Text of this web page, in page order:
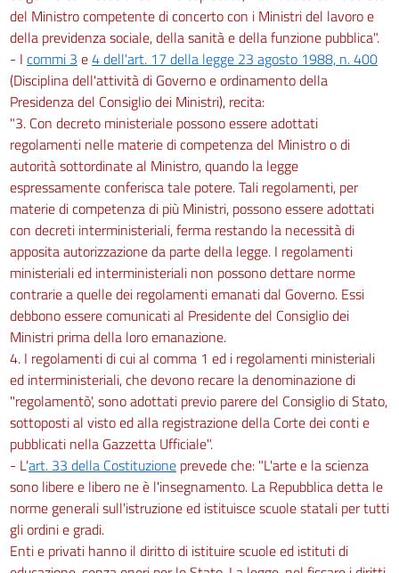
del Ministro competente di concerto con i Ministri del lavoro e
della previdenza sociale, della sanità e della funzione pubblica".
- I commi 3 e4 dell'art. 17 della legge 23 agosto 1988, n. 400
(Disciplina dell'attività di Governo e ordinamento della
Presidenza del Consiglio dei Ministri), recita:
"3. Con decreto ministeriale possono essere adottati
regolamenti nelle materie di competenza del Ministro o di
autorità sottordinate al Ministro, quando la legge
espressamente conferisca tale potere. Tali regolamenti, per
materie di competenza di più Ministri, possono essere adottati
con decreti interministeriali, ferma restando la necessità di
apposita autorizzazione da parte della legge. I regolamenti
ministeriali ed interministeriali non possono dettare norme
contrarie a quelle dei regolamenti emanati dal Governo. Essi
debbono essere comunicati al Presidente del Consiglio dei
Ministri prima della loro emanazione.
4. I regolamenti di cui al comma 1 ed i regolamenti ministeriali
ed interministeriali, che devono recare la denominazione di
''regolamentò', sono adottati previo parere del Consiglio di Stato,
sottoposti al visto ed alla registrazione della Corte dei conti e
pubblicati nella Gazzetta Ufficiale".
- L'art. 33 della Costituzione prevede che: "L'arte e la scienza
sono libere e libero ne è l'insegnamento. La Repubblica detta le
norme generali sull'istruzione ed istituisce scuole statali per tutti
gli ordini e gradi.
Enti e privati hanno il diritto di istituire scuole ed istituti di